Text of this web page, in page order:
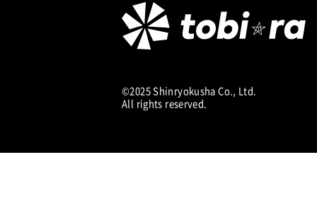
©2025 Shinryokusha Co., Ltd.
All rights reserved.